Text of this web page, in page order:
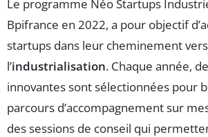
Le programme Néo Startups
Bpifrance en 2022, a pour objectif
startups dans leur cheminement vers
l’industrialisation. Chaque année,
innovantes sont sélectionnées pour
parcours d’accompagnement sur
des sessions de conseil qui